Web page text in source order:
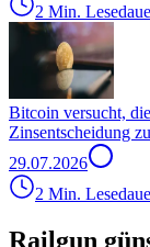
2 Min.
Bitcoin versucht,
Zinsentscheidung
29.07.2026
2 Min.
Railgun